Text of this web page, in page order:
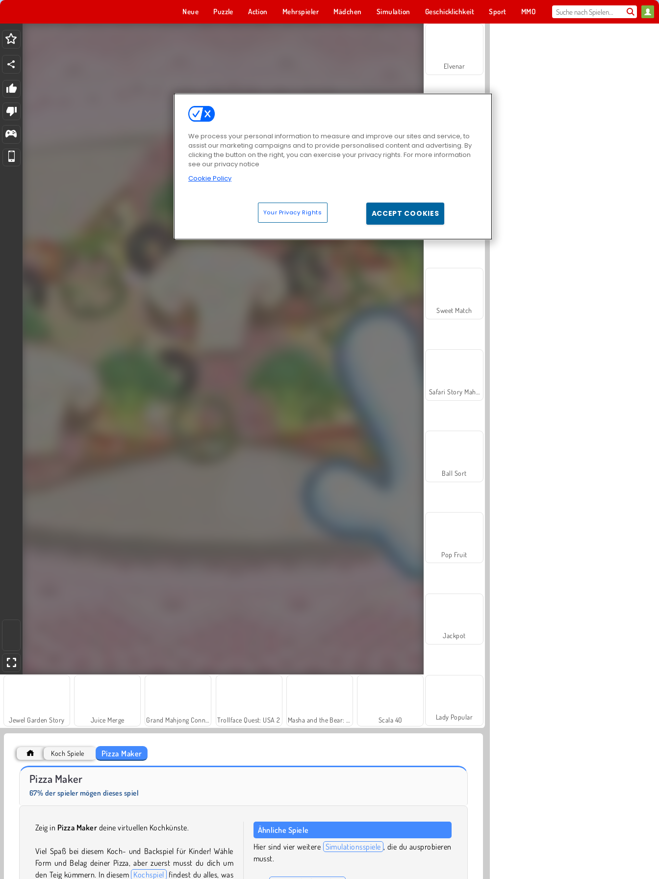
Neue Puzzle Action Mehrspieler Mädchen Simulation Geschicklichkeit Sport MMO
Jewel Garden Story Juice Merge Trollface Quest: USA 2 Scala 40
Farm Merge Valley
Elvenar
Sweet Match
Ball Sort
Pop Fruit
Jackpot
Lady Popular
Koch Spiele Pizza Maker
Pizza Maker
67% der spieler mögen dieses spiel
Zeig in Pizza Maker deine virtuellen Kochkünste.
Viel Spaß bei diesem Koch- und Backspiel für Kinder! Wähle
Form und Belag deiner Pizza, aber zuerst musst du dich um
den Teig kümmern. In diesem Kochspiel findest du alles, was
Ähnliche Spiele
Hier sind vier weitere Simulationsspiele , die du ausprobieren
musst.
We process your personal information to measure and improve our sites and service, to
assist our marketing campaigns and to provide personalised content and advertising. By
clicking the button on the right, you can exercise your privacy rights. For more information
see our privacy notice
Cookie Policy
Your Privacy Rights ACCEPT COOKIES